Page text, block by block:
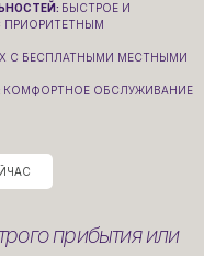
БЫСТРОЕ И
С БЕСПЛАТНЫМИ МЕСТНЫМИ
КОМФОРТНОЕ ОБСЛУЖИВАНИЕ
прибытия или